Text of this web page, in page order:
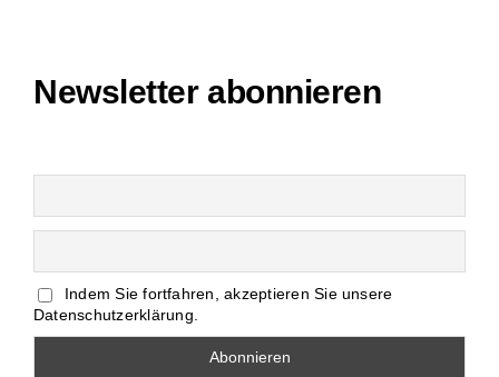
Newsletter abonnieren
Indem Sie fortfahren, akzeptieren Sie unsere
Datenschutzerklärung.